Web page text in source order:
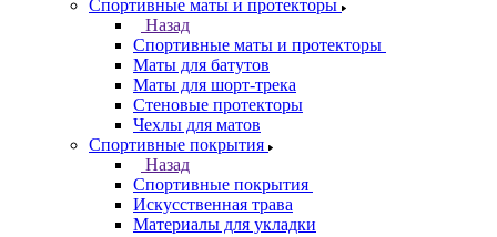
Спортивные маты и протекторы
Назад
Спортивные маты и протекторы
Маты для батутов
Маты для шорт-трека
Стеновые протекторы
Чехлы для матов
Спортивные покрытия
Назад
Спортивные покрытия
Искусственная трава
Материалы для укладки